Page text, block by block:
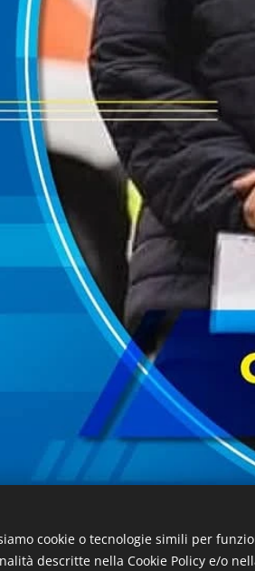
Oggi, in occasione della
cookie o tecnologie simili per
descritte nella Cookie Policy e/o